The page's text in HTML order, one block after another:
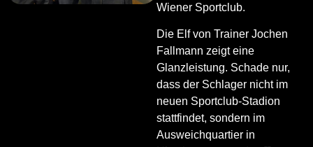
Wiener Sportclub.
Die Elf von Trainer Jochen
Fallmann zeigt eine
Glanzleistung. Schade nur,
dass der Schlager nicht im
neuen Sportclub-Stadion
stattfindet, sondern im
Ausweichquartier in